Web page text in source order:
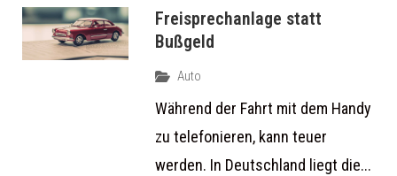
Freisprechanlage statt
Bußgeld
Auto
Während der Fahrt mit dem Handy
zu telefonieren, kann teuer
werden. In Deutschland liegt die...